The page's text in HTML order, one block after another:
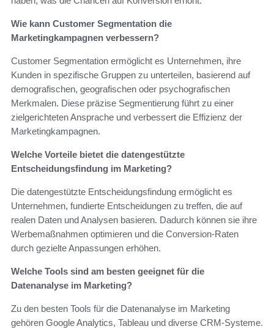
Wie kann Customer Segmentation die
Marketingkampagnen verbessern?
Customer Segmentation ermöglicht es Unternehmen, ihre
Kunden in spezifische Gruppen zu unterteilen, basierend auf
demografischen, geografischen oder psychografischen
Merkmalen. Diese präzise Segmentierung führt zu einer
zielgerichteten Ansprache und verbessert die Effizienz der
Marketingkampagnen.
Welche Vorteile bietet die datengestützte
Entscheidungsfindung im Marketing?
Die datengestützte Entscheidungsfindung ermöglicht es
Unternehmen, fundierte Entscheidungen zu treffen, die auf
realen Daten und Analysen basieren. Dadurch können sie ihre
Werbemaßnahmen optimieren und die Conversion-Raten
durch gezielte Anpassungen erhöhen.
Welche Tools sind am besten geeignet für die
Datenanalyse im Marketing?
Zu den besten Tools für die Datenanalyse im Marketing
gehören Google Analytics, Tableau und diverse CRM-Systeme.